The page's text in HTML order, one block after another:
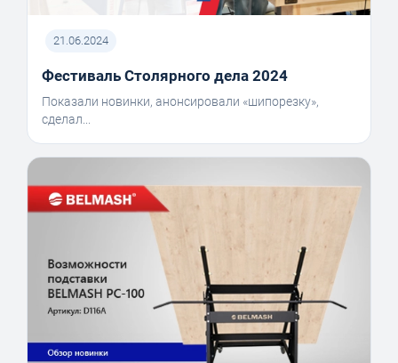
21.06.2024
Фестиваль Столярного дела 2024
Показали новинки, анонсировали «шипорезку»,
сделал...